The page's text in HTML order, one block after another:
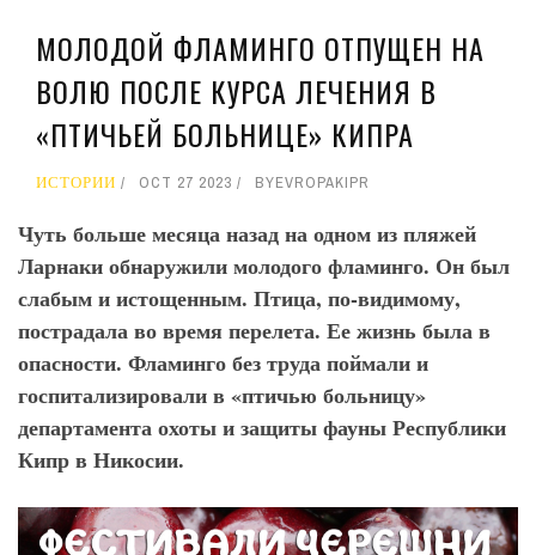
МОЛОДОЙ ФЛАМИНГО ОТПУЩЕН НА
ВОЛЮ ПОСЛЕ КУРСА ЛЕЧЕНИЯ В
«ПТИЧЬЕЙ БОЛЬНИЦЕ» КИПРА
ИСТОРИИ OCT 27 2023 BYEVROPAKIPR
Чуть больше месяца назад на одном из пляжей
Ларнаки обнаружили молодого фламинго. Он был
слабым и истощенным. Птица, по-видимому,
пострадала во время перелета. Ее жизнь была в
опасности. Фламинго без труда поймали и
госпитализировали в «птичью больницу»
департамента охоты и защиты фауны Республики
Кипр в Никосии.